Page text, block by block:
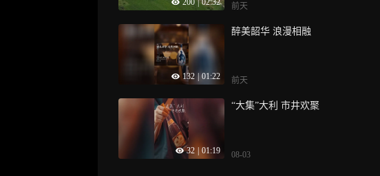
200 | 02:32 前天
132 01:22
醉美韶华 浪漫相融
前天
32 01:19
“大集”大利 市井欢聚
08-03